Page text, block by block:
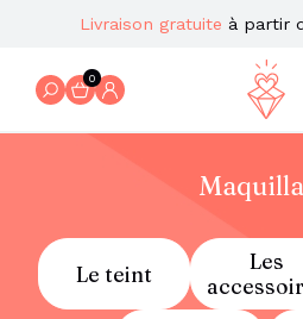
Livraison gratuite à partir
0
Le teint
Les